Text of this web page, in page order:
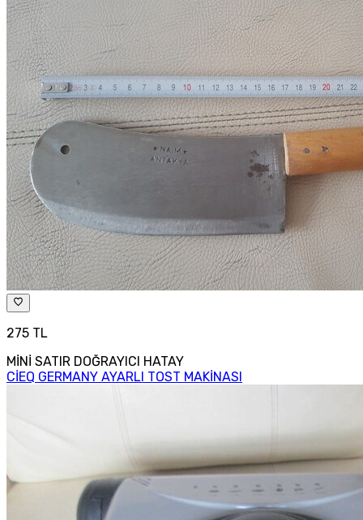
275 TL
MİNİ SATIR DOĞRAYICI HATAY
CİEQ GERMANY AYARLI TOST MAKİNASI